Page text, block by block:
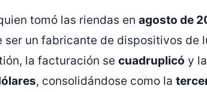
tomó las riendas en agosto de
ser un fabricante de dispositivos de
la facturación se cuadruplicó y
, consolidándose como la